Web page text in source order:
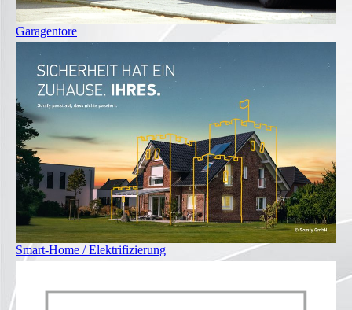
Garagentore
Smart-Home / Elektrifizierung